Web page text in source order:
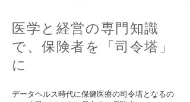
医学と経営の専門知識
で、保険者を「司令塔」
に
データヘルス時代に保健医療の司令塔となるの